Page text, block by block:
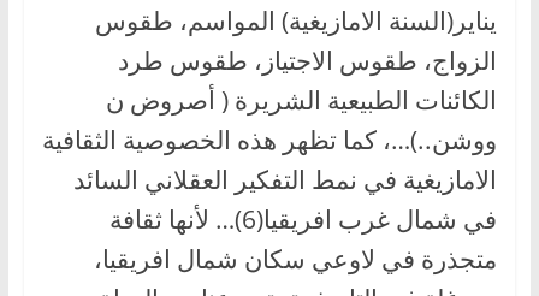
يناير(السنة الامازيغية) المواسم، طقوس
الزواج، طقوس الاجتياز، طقوس طرد
الكائنات الطبيعية الشريرة ( أصروض ن
ووشن..)…، كما تظهر هذه الخصوصية الثقافية
الامازيغية في نمط التفكير العقلاني السائد
في شمال غرب افريقيا(6)… لأنها ثقافة
متجذرة في لاوعي سكان شمال افريقيا،